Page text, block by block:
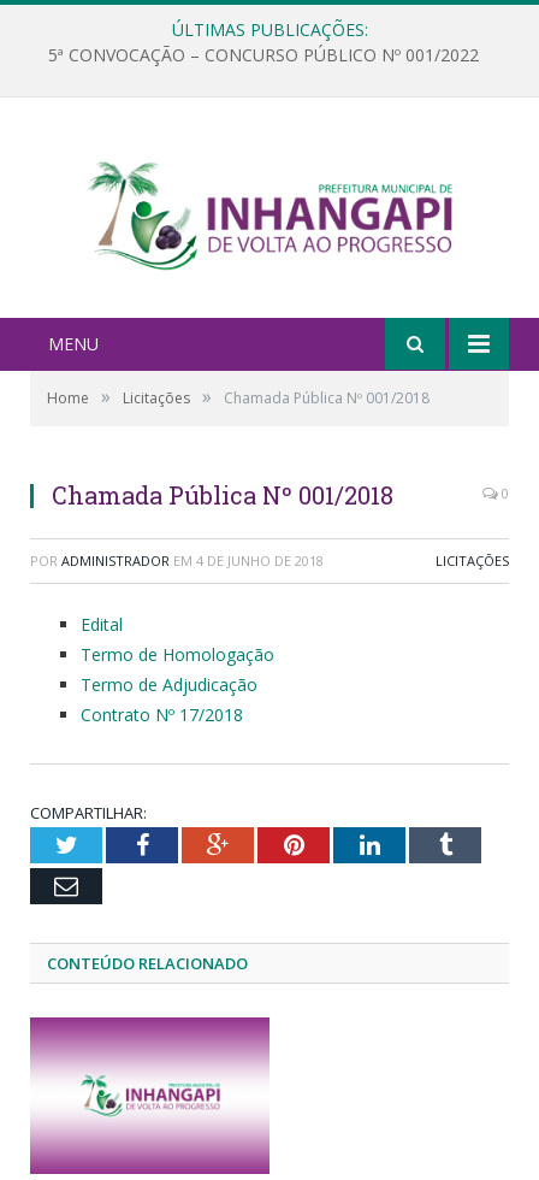
ÚLTIMAS PUBLICAÇÕES:
5ª CONVOCAÇÃO – CONCURSO PÚBLICO Nº 001/2022
MENU
Home » Licitações » Chamada Pública Nº 001/2018
Chamada Pública Nº 001/2018 0
POR ADMINISTRADOR EM 4 DE JUNHO DE 2018 LICITAÇÕES
Edital
Termo de Homologação
Termo de Adjudicação
Contrato Nº 17/2018
COMPARTILHAR:
TwitterFacebookGoogle+PinterestLinkedInTumblr
Email
CONTEÚDO RELACIONADO